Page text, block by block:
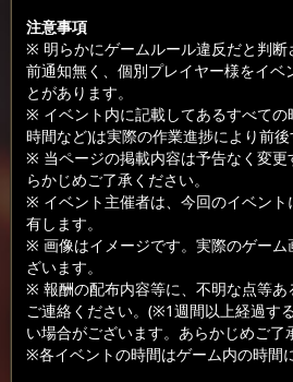
注意事項
※ 明らかにゲームルール違反だと判断
前通知無く、個別プレイヤー様をイベ
とがあります。
※ イベント内に記載してあるすべての
時間など)は実際の作業進捗により前後
※ 当ページの掲載内容は予告なく変更
らかじめご了承ください。
※ イベント主催者は、今回のイベント
有します。
※ 画像はイメージです。実際のゲーム
ざいます。
※ 報酬の配布内容等に、不明な点等あ
ご連絡ください。(※1週間以上経過す
い場合がございます。あらかじめご了
※各イベントの時間はゲーム内の時間